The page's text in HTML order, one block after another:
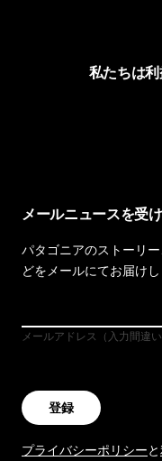
私たちは利
メールニュースを受
パタゴニアのストーリ
どをメールにてお届けし
メールアドレス（入力間違
登録
プライバシーポリシーと